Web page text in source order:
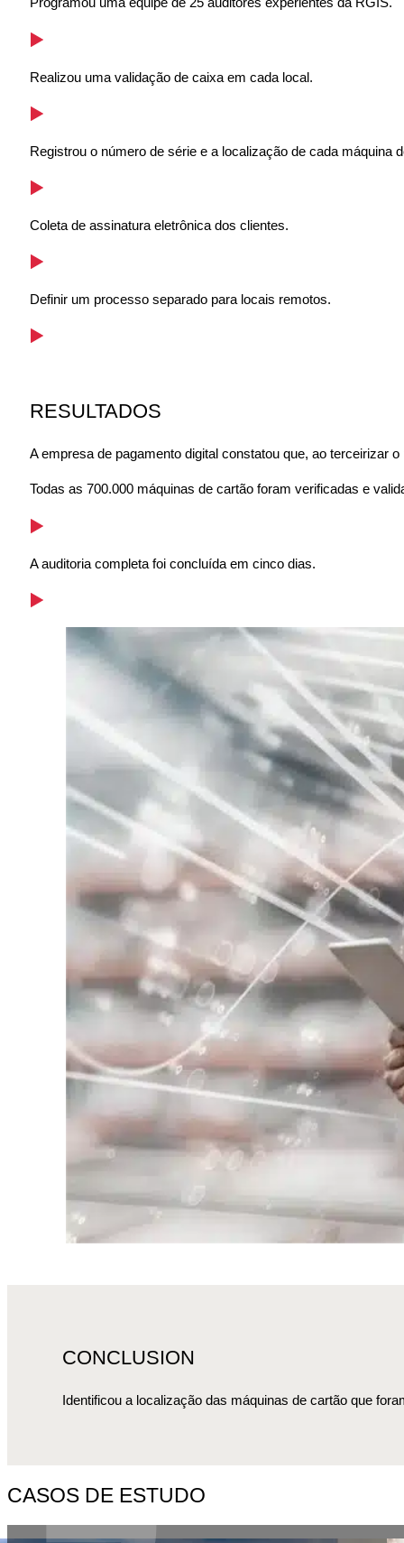
Realizou uma validação de caixa em cada local.
Registrou o número de série e a localização de cada máquina
Coleta de assinatura eletrônica dos clientes.
Definir um processo separado para locais remotos.
RESULTADOS
A empresa de pagamento digital constatou que, ao terceirizar
Todas as 700.000 máquinas de cartão foram verificadas e
A auditoria completa foi concluída em cinco dias.
CONCLUSION
Identificou a localização das máquinas de cartão que
CASOS DE ESTUDO